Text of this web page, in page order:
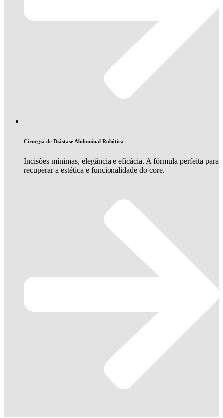
Cirurgia de Diástase Abdominal Robótica
Incisões mínimas, elegância e eficácia. A fórmula perfeita para
recuperar a estética e funcionalidade do core.